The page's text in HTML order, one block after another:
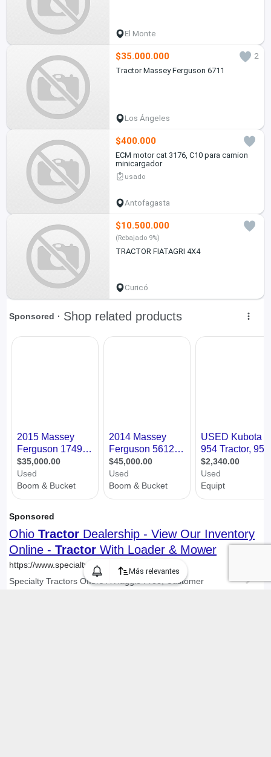
Más relevantes
El Monte
$35.000.000
2
Tractor Massey Ferguson 6711
Los Ángeles
$400.000
ECM motor cat 3176, C10 para camion
minicargador
usado
Antofagasta
$10.500.000
(Rebajado 9%)
TRACTOR FIATAGRI 4X4
Curicó